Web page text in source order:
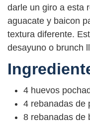
darle un giro a esta
aguacate y baicon
textura diferente.
desayuno o brunch
4 huevos
4 rebanadas de
8 rebanadas de